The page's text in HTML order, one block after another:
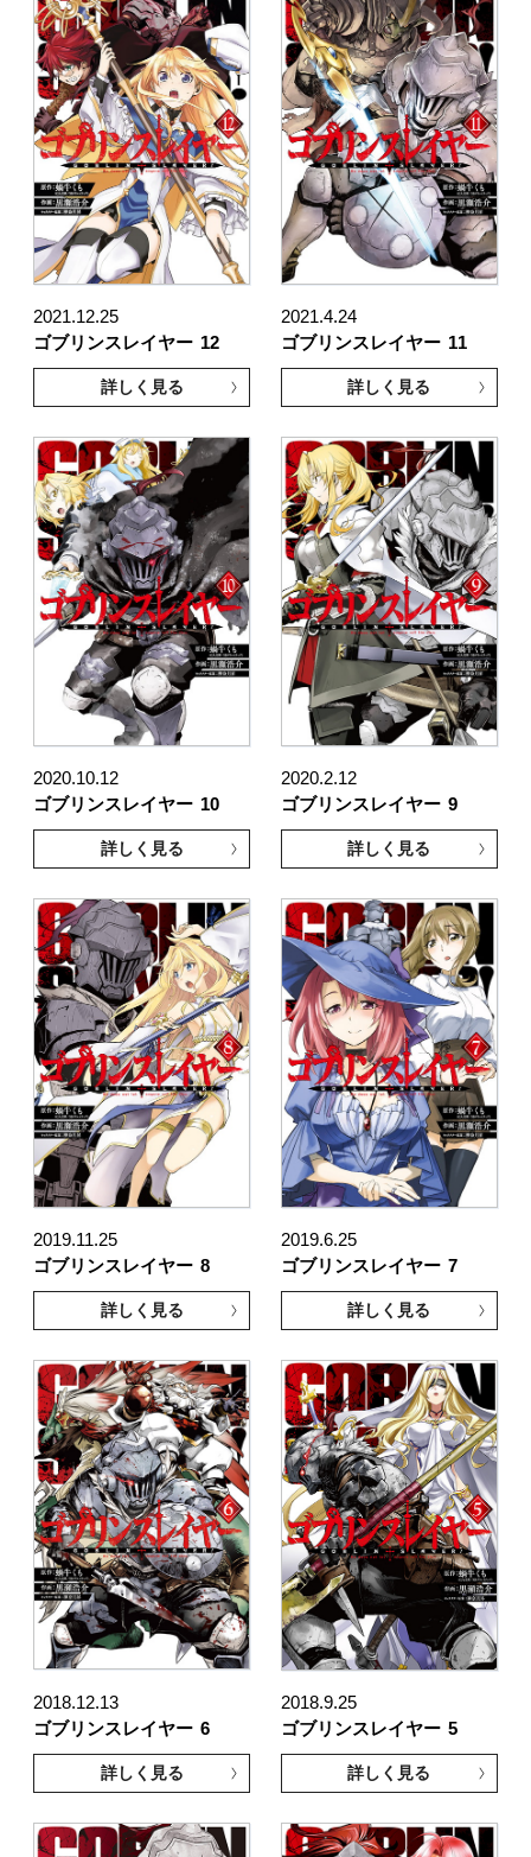
2021.12.25
ゴブリンスレイヤー 12
詳しく見る
2021.4.24
ゴブリンスレイヤー 11
詳しく見る
2020.10.12
ゴブリンスレイヤー 10
詳しく見る
2020.2.12
ゴブリンスレイヤー 9
詳しく見る
2019.11.25
ゴブリンスレイヤー 8
詳しく見る
2019.6.25
ゴブリンスレイヤー 7
詳しく見る
2018.12.13
ゴブリンスレイヤー 6
詳しく見る
2018.9.25
ゴブリンスレイヤー 5
詳しく見る